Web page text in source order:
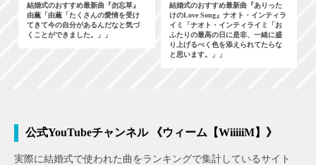
結婚式のおすすめ最新曲『勿忘草』
由薫「由薫「たくさんの愛情を受け
てきて今の自分があるんだなと気づ
くことができました。」」
結婚式のおすすめ最新曲『ありった
けのLove Song』ナオト・インティラ
イミ「ナオト・インティライミ「お
ふたりの最高の日に是非、一緒に盛
り上げるべく色を添えられてたらな
と思います。」」
公式YouTubeチャンネル 《ウィーム【WiiiiiM】》
実際に結婚式で使われた曲をランキングで集計しているサイト